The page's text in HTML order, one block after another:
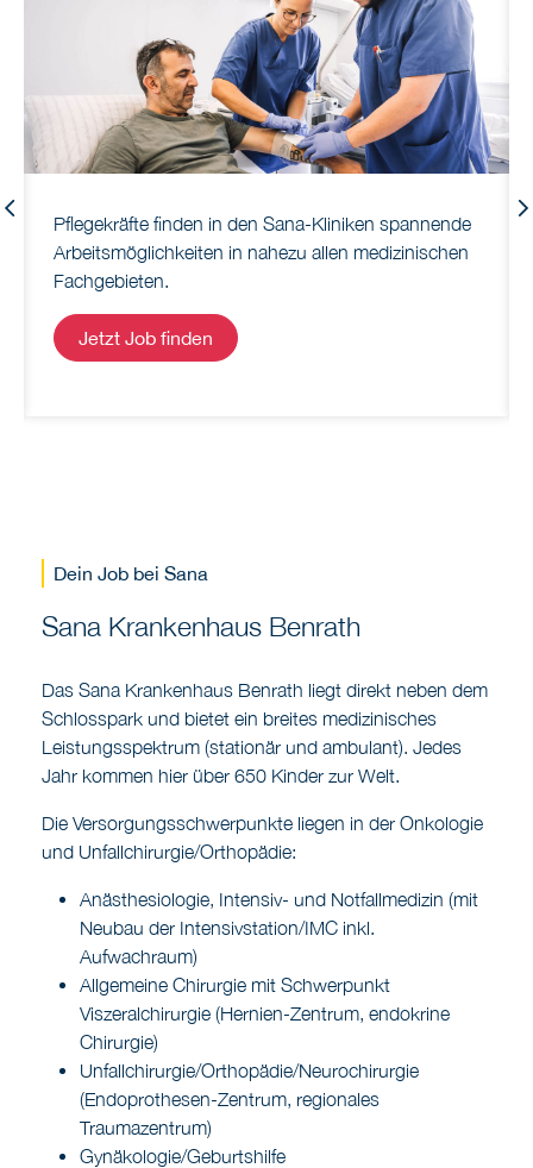
Pflegekräfte finden in den Sana-Kliniken spannende
Arbeitsmöglichkeiten in nahezu allen medizinischen
Fachgebieten.
Jetzt Job finden
Dein Job bei Sana
Sana Krankenhaus Benrath
Das Sana Krankenhaus Benrath liegt direkt neben dem
Schlosspark und bietet ein breites medizinisches
Leistungsspektrum (stationär und ambulant). Jedes
Jahr kommen hier über 650 Kinder zur Welt.
Die Versorgungsschwerpunkte liegen in der Onkologie
und Unfallchirurgie/Orthopädie:
Anästhesiologie, Intensiv- und Notfallmedizin (mit
Neubau der Intensivstation/IMC inkl.
Aufwachraum)
Allgemeine Chirurgie mit Schwerpunkt
Viszeralchirurgie (Hernien-Zentrum, endokrine
Chirurgie)
Unfallchirurgie/Orthopädie/Neurochirurgie
(Endoprothesen-Zentrum, regionales
Traumazentrum)
Gynäkologie/Geburtshilfe